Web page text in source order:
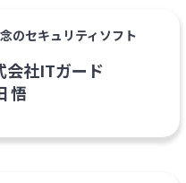
のセキュリティソフト
会社ITガード
悟